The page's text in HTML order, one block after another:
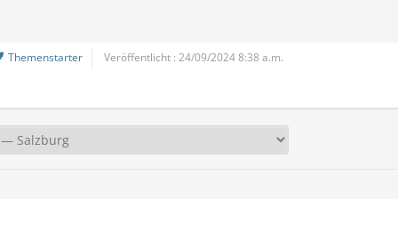
Themenstarter Veröffentlicht : 24/09/2024 8:38 a.m.